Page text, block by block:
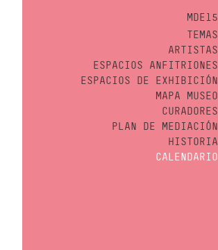
MDE15
TEMAS
ARTISTAS
ESPACIOS ANFITRIONES
ESPACIOS DE EXHIBICIÓN
MAPA MUSEO
CURADORES
PLAN DE MEDIACIÓN
HISTORIA
CALENDARIO